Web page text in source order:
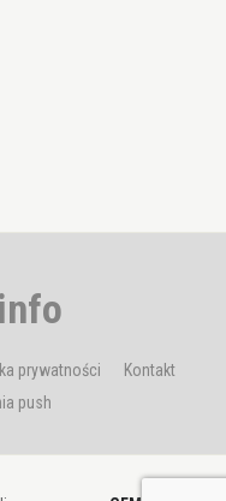
prywatności
Kontakt
push